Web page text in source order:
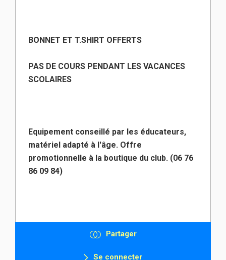
BONNET ET T.SHIRT OFFERTS
PAS DE COURS PENDANT LES VACANCES
SCOLAIRES
Equipement conseillé par les éducateurs,
matériel adapté à l'âge. Offre
promotionnelle à la boutique du club. (06 76
86 09 84)
Partager
Se connecter